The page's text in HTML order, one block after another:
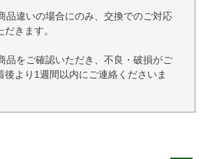
品違いの場合にのみ、交換でのご対応
きます。
品をご確認いただき、不良・破損がご
後より1週間以内にご連絡くださいま